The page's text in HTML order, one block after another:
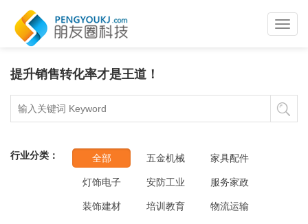
提升销售转化率才是王道！
行业分类： 全部 五金机械 家具配件
灯饰电子 安防工业 服务家政
装饰建材 培训教育 物流运输